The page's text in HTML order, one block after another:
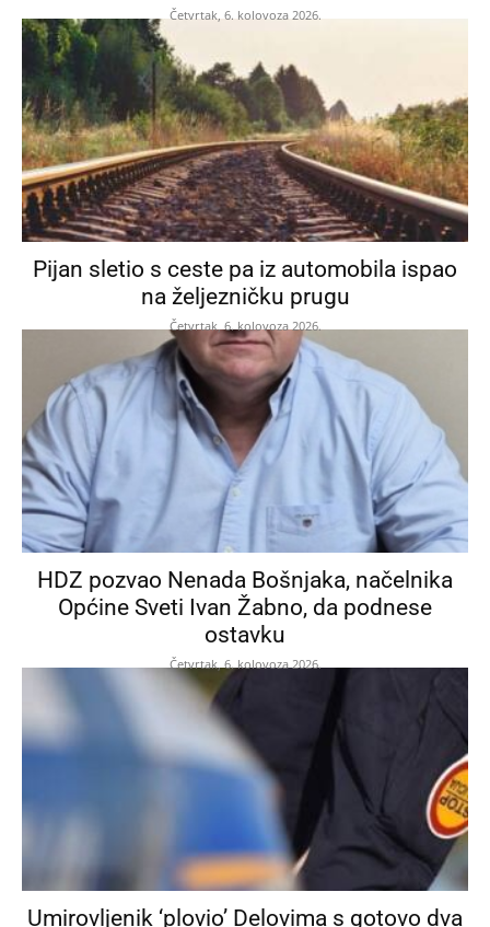
Četvrtak, 6. kolovoza 2026.
Pijan sletio s ceste pa iz automobila ispao
na željezničku prugu
Četvrtak, 6. kolovoza 2026.
HDZ pozvao Nenada Bošnjaka, načelnika
Općine Sveti Ivan Žabno, da podnese
ostavku
Četvrtak, 6. kolovoza 2026.
Umirovljenik ‘plovio’ Delovima s gotovo dva